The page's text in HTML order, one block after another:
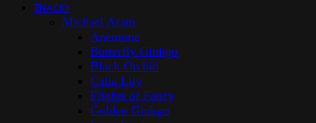
ZNAČKY
Michael Aram
Anemone
Butterfly Ginkgo
Black Orchid
Calla Lily
Flights of Fancy
Golden Ginkgo